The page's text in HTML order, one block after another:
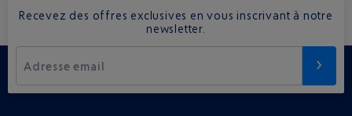
Recevez des offres exclusives en vous inscrivant à notre
newsletter.
Adresse email